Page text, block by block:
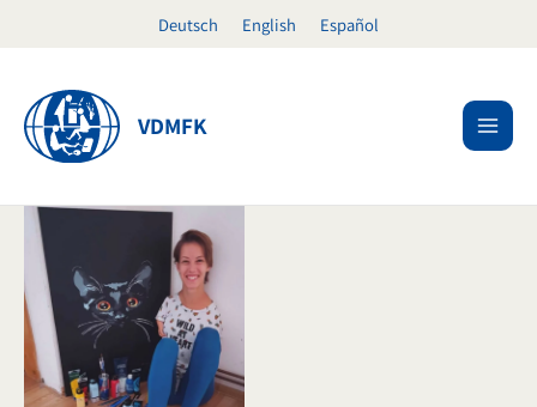
Deutsch English Español
VDMFK